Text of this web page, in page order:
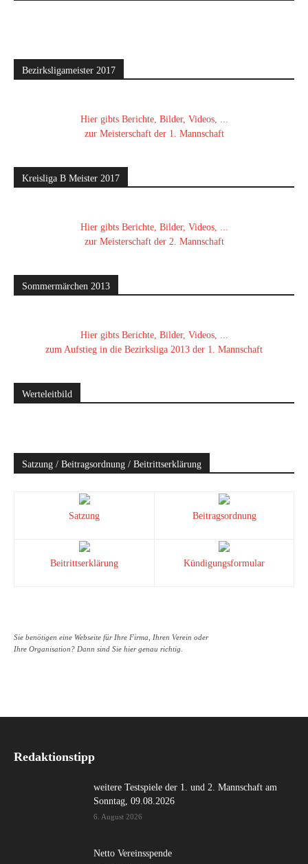
Bezirksligameister 2017
Hier gibts Berichte, Bilder, Videos, ...
zur Meisterschaft der 1. Mannschaft
Kreisliga B Meister 2017
Hier gibts Berichte, Bilder, Videos, ...
zur Meisterschaft der 2. Mannschaft
Sommermärchen 2013
Hier gibts Berichte, Bilder, Videos, ...
zum Aufstieg in die Bezirksliga 2013 der 1. Mannschaft
Werteleitbild
Satzung / Beitragsordnung / Beitrittserklärung
Satzung Beitragsordnung
Beitrittserklärung Kündigungsformular
Sie benötigen eine Webseite für Ihre Firma, Ihren Verein oder
Ihre Organisation? Dann sind Sie hier genau richtig.
Redaktionstipp
weitere Testspiele der 1. und 2. Mannschaft am
Sonntag, 09.08.2026
6. August 2026
Netto Vereinsspende